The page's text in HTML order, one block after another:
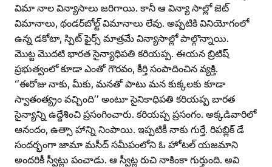
విమా నాల విన్యాసాలు జరిగాయి. కానీ ఆ విన్యా సాల్లో జెట్‌
విమానాలు, థండర్‌బోల్ట్‌ విమానాలు లేవు. అప్పటికి వినియోగంలో
ఉన్న డకోటా, స్పిట్‌ ఫైర్స్‌ మాత్రమే విన్యాసాల్లో పాల్గొన్నాయి.
మొట్ట మొదటి భారత సైన్యాధిపతి కరియప్ప. ఈయన బ్రిటిష్‌
ప్రభుత్వంలో కూడా ఎంతో గౌరవం, కీర్తి సంపాదించిన వ్యక్తి.
‘’ఈరోజు నాకు, మీకు, మనతో పాటు మన కుక్కలకు కూడా
స్వాతంత్య్రం వచ్చింది’’ అంటూ సైనికాధిపతి కరియప్ప బారత
సైన్యాన్ని ఉద్దేశించి ప్రసంగించారు. కరియప్ప ప్రసంగం. అక్కడివారిలో
ఆనందం, ఉత్సా హాన్ని నింపాయి. ఇప్పటికీ నాకు గుర్తే. రిపబ్లిక్‌ డే
సందర్భంగా జామా మసీద్‌ సమీపంలోని ఓ హోటల్‌ యజమాని
అందరికీ స్వీట్లు పంచాడు. ఆ స్వీట్ల రుచి నాకింకా గుర్తుంది. అవి